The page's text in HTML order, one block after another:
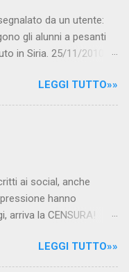
da un utente:
gli alunni a pesanti
in Siria. 25/11/2010
interessato al caso,
l'ambasciata siriana,
è emerso che il
. staff
su Facebook
LEGGI TUTTO»»
ai social, anche
hanno
la CENSURA!
dai cittadini - perché
perdere troppi
LEGGI TUTTO»»